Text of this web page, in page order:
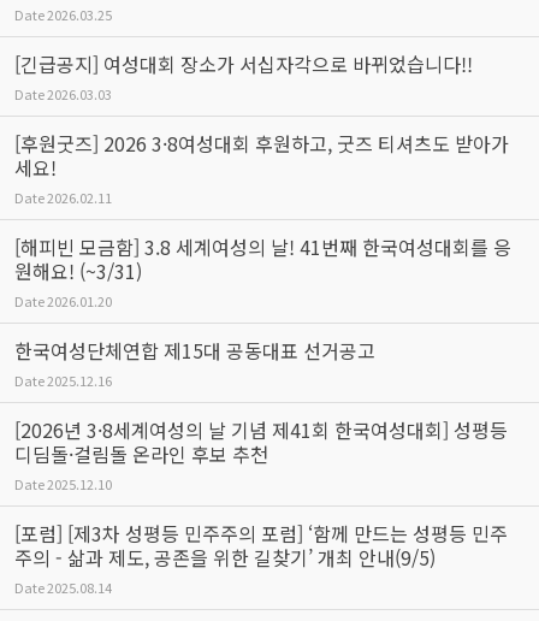
Date2026.03.25
[긴급공지] 여성대회 장소가 서십자각으로 바뀌었습니다!!
Date2026.03.03
[후원굿즈] 2026 3·8여성대회 후원하고, 굿즈 티셔츠도 받아가
세요!
Date2026.02.11
[해피빈 모금함] 3.8 세계여성의 날! 41번째 한국여성대회를 응
원해요! (~3/31)
Date2026.01.20
한국여성단체연합 제15대 공동대표 선거공고
Date2025.12.16
[2026년 3·8세계여성의 날 기념 제41회 한국여성대회] 성평등
디딤돌·걸림돌 온라인 후보 추천
Date2025.12.10
[포럼] [제3차 성평등 민주주의 포럼] ‘함께 만드는 성평등 민주
주의 - 삶과 제도, 공존을 위한 길찾기’ 개최 안내(9/5)
Date2025.08.14